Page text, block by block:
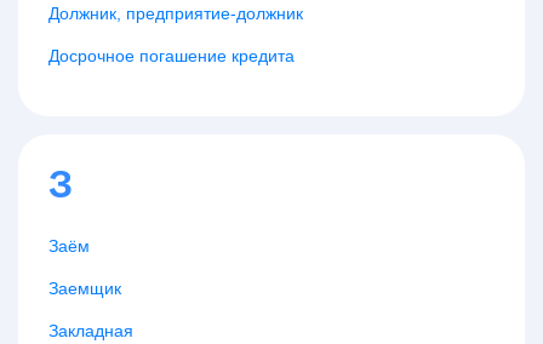
Должник, предприятие-должник
Досрочное погашение кредита
З
Заём
Заемщик
Закладная